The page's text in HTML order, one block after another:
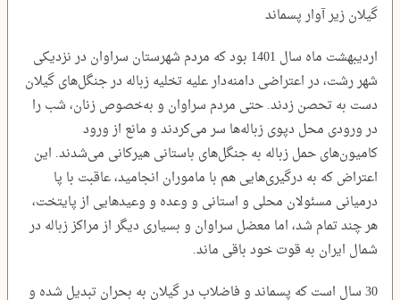
گیلان زیر آوار پسماند
اردیبهشت ماه سال 1401 بود که مردم شهرستان سراوان در نزدیکی
شهر رشت، در اعتراضی دامنه‌دار علیه تخلیه زباله در جنگل‌های گیلان
دست به تحصن زدند. حتی مردم سراوان و به‌خصوص زنان، شب را
در ورودی محل دپوی زباله‌ها سر می‌کردند و مانع از ورود
کامیون‌های حمل زباله به جنگل‌های باستانی هیرکانی‌ می‌شدند. این
اعتراض که به درگیری‌هایی هم با ماموران انجامید، عاقبت با پا
درمیانی مسئولان محلی و استانی و وعده و وعیدهایی از پایتخت،
هر چند تمام شد، اما معضل سراوان و بسیاری دیگر از مراکز زباله در
شمال ایران به قوت خود باقی ماند.
30 سال است که پسماند و فاضلاب در گیلان به بحران تبدیل شده و